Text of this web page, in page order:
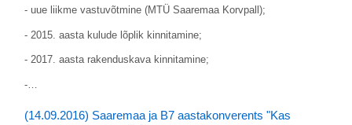
- uue liikme vastuvõtmine (MTÜ Saaremaa Korvpall);
- 2015. aasta kulude lõplik kinnitamine;
- 2017. aasta rakenduskava kinnitamine;
-…
(14.09.2016) Saaremaa ja B7 aastakonverents "Kas